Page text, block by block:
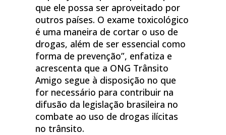
que ele possa ser aproveitado por
outros países. O exame toxicológico
é uma maneira de cortar o uso de
drogas, além de ser essencial como
forma de prevenção”, enfatiza e
acrescenta que a ONG Trânsito
Amigo segue à disposição no que
for necessário para contribuir na
difusão da legislação brasileira no
combate ao uso de drogas ilícitas
no trânsito.